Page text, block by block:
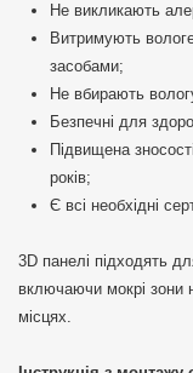
Не викликають
Витримують
засобами;
Не вбирають
Безпечні для
Підвищена
років;
Є всі необхідні
3D панелі підходять
включаючи мокрі зони
місцях.